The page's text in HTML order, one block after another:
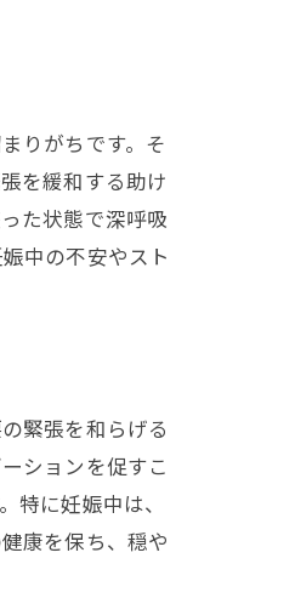
りがちです。そ
を緩和する助け
た状態で深呼吸
中の不安やスト
緊張を和らげる
ションを促すこ
に妊娠中は、
康を保ち、穏や